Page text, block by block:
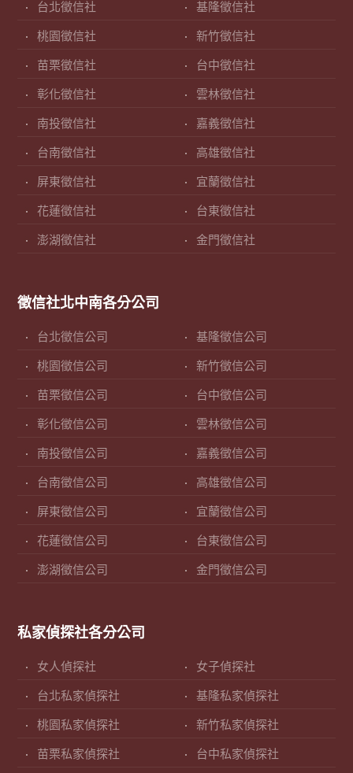
台北徵信社 基隆徵信社
桃園徵信社 新竹徵信社
苗栗徵信社 台中徵信社
彰化徵信社 雲林徵信社
南投徵信社 嘉義徵信社
台南徵信社 高雄徵信社
屏東徵信社 宜蘭徵信社
花蓮徵信社 台東徵信社
澎湖徵信社 金門徵信社
徵信社北中南各分公司
台北徵信公司 基隆徵信公司
桃園徵信公司 新竹徵信公司
苗栗徵信公司 台中徵信公司
彰化徵信公司 雲林徵信公司
南投徵信公司 嘉義徵信公司
台南徵信公司 高雄徵信公司
屏東徵信公司 宜蘭徵信公司
花蓮徵信公司 台東徵信公司
澎湖徵信公司 金門徵信公司
私家偵探社各分公司
女人偵探社 女子偵探社
台北私家偵探社 基隆私家偵探社
桃園私家偵探社 新竹私家偵探社
苗栗私家偵探社 台中私家偵探社